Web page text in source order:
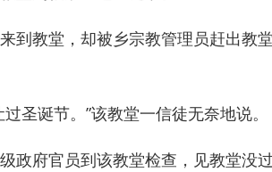
到教堂，却被乡宗教管理员赶出教
圣诞节。”该教堂一信徒无奈地说。
政府官员到该教堂检查，见教堂没